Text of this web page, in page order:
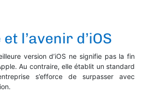
l’avenir d’iOS
version d’iOS ne signifie pas la fin
Au contraire, elle établit un standard
s’efforce de surpasser avec